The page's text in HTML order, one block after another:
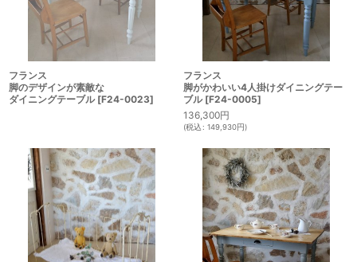
フランス
脚のデザインが素敵な
ダイニングテーブル [F24-0023]
フランス
脚がかわいい4人掛けダイニングテー
ブル [F24-0005]
136,300円
(税込: 149,930円)